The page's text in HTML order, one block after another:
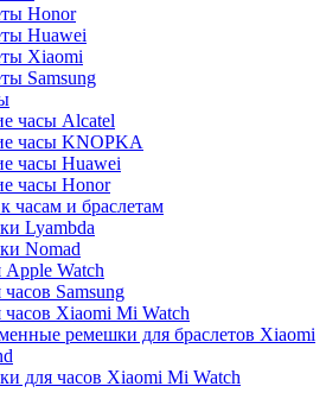
Honor
Huawei
Xiaomi
Samsung
часы Alcatel
часы KNOPKA
часы Huawei
часы Honor
часам и браслетам
Lyambda
Nomad
Apple Watch
Samsung
часов Xiaomi Mi Watch
ремешки для браслетов Xiaomi
для часов Xiaomi Mi Watch